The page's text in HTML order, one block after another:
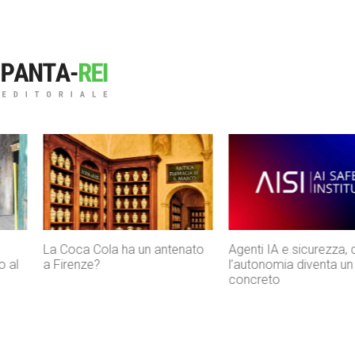
La Coca Cola ha un antenato
a Firenze?
Agenti IA e sicurezza, quando
l’autonomia diventa un rischio
concreto